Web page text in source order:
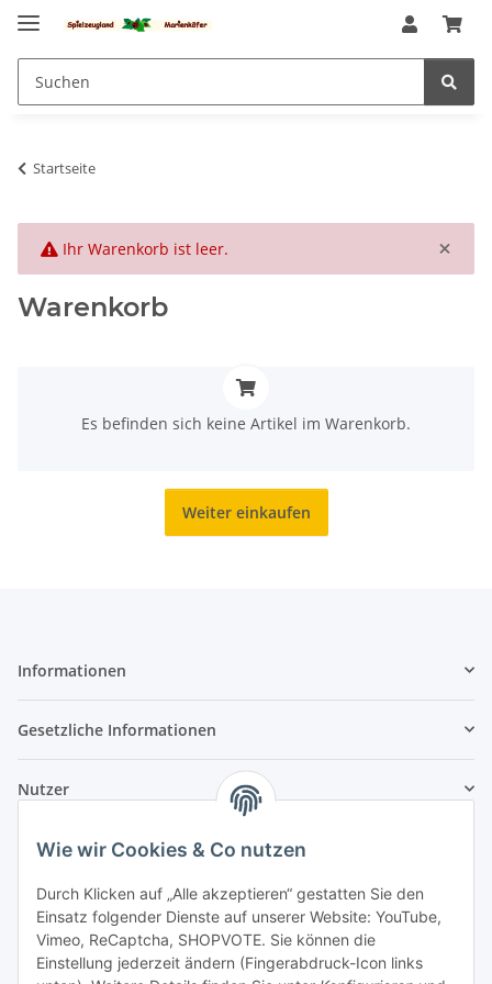
Wie wir Cookies & Co nutzen
Durch Klicken auf „Alle akzeptieren“ gestatten Sie den
Einsatz folgender Dienste auf unserer Website: YouTube,
Vimeo, ReCaptcha, SHOPVOTE. Sie können die
Einstellung jederzeit ändern (Fingerabdruck-Icon links
Startseite
x ×
Ihr Warenkorb ist leer.
Warenkorb
Es befinden sich keine Artikel im Warenkorb.
Weiter einkaufen
Informationen
Gesetzliche Informationen
Nutzer